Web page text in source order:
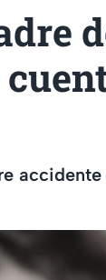
accidente